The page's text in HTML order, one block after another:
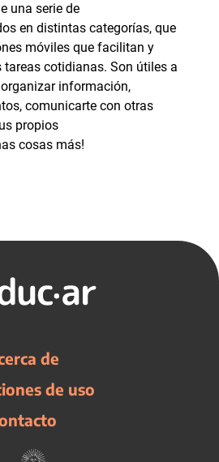
una serie de
en distintas categorías, que
móviles que facilitan y
cotidianas. Son útiles a
información,
comunicarte con otras
propios
cosas más!
de
de uso